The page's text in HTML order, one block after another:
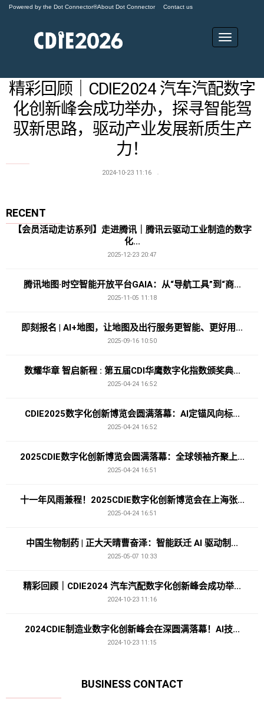
Powered by the Dot Connector®About Dot Connector Contact us
精彩回顾｜CDIE2024 汽车汽配数字
化创新峰会成功举办，探寻智能驾
驭新思路，驱动产业发展新质生产
力！
2024-10-23 11:16
RECENT
【会员活动走访系列】走进腾讯｜腾讯云驱动工业制造的数字
化...
2025-12-23 20:47
腾讯地图·时空智能开放平台GAIA：从“导航工具”到“商...
2025-11-05 11:18
即刻报名 | AI+地图，让地图及出行服务更智能、更好用...
2025-09-16 10:50
数耀华章 智启新程 : 第五届CDI华鹰数字化指数颁奖典...
2025-04-24 16:52
CDIE2025数字化创新博览会圆满落幕：AI定锚风向标...
2025-04-24 16:52
2025CDIE数字化创新博览会圆满落幕：全球领袖齐聚上...
2025-04-24 16:51
十一年风雨兼程！2025CDIE数字化创新博览会在上海张...
2025-04-24 16:51
中国生物制药 | 正大天晴曹奋泽：智能跃迁 AI 驱动制...
2025-05-07 10:33
精彩回顾｜CDIE2024 汽车汽配数字化创新峰会成功举...
2024-10-23 11:16
2024CDIE制造业数字化创新峰会在深圆满落幕！AI技...
2024-10-23 11:15
BUSINESS CONTACT